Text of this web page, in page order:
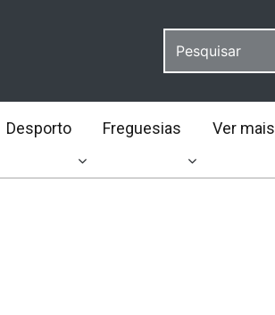
Desporto Freguesias Ver mais